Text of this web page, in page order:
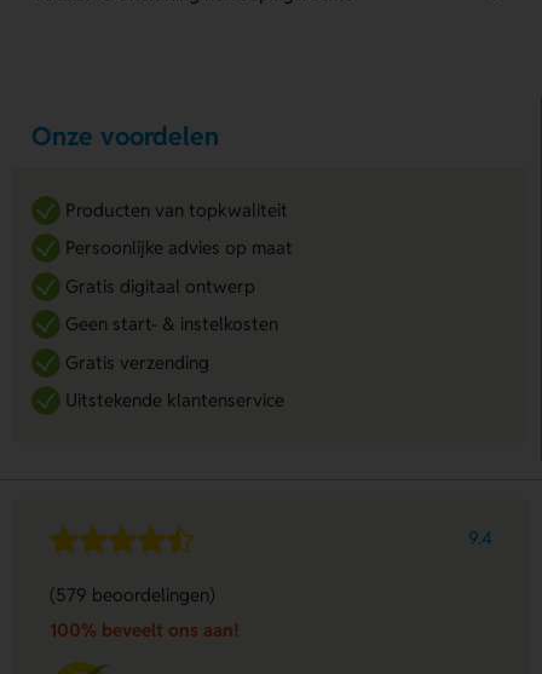
Onze voordelen
Producten van topkwaliteit
Persoonlijke advies op maat
Gratis digitaal ontwerp
Geen start- & instelkosten
Gratis verzending
Uitstekende klantenservice
9.4
(579 beoordelingen)
100% beveelt ons aan!